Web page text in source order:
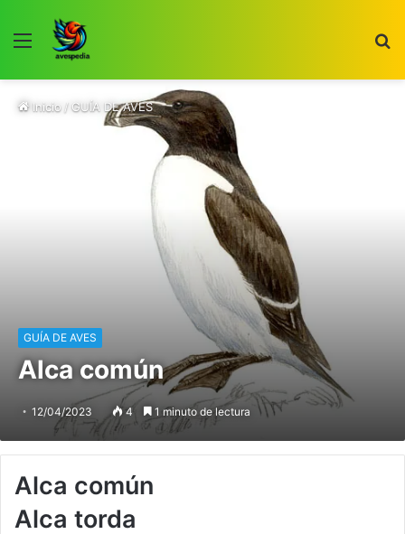
Menú
Inicio/GUÍA DE AVES
GUÍA DE AVES
Alca común
12/04/2023 4 1 minuto de lectura
Alca común
Alca torda